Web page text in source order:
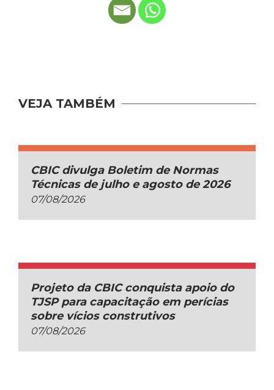
VEJA TAMBÉM
CBIC divulga Boletim de Normas
Técnicas de julho e agosto de 2026
07/08/2026
Projeto da CBIC conquista apoio do
TJSP para capacitação em perícias
sobre vícios construtivos
07/08/2026